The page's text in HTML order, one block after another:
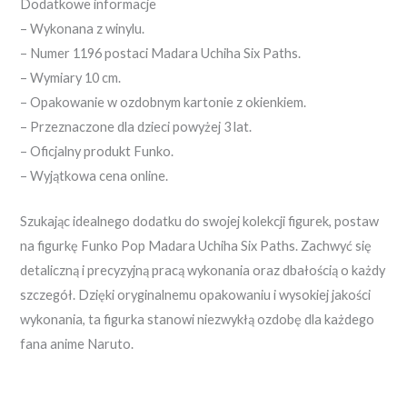
Dodatkowe informacje
– Wykonana z winylu.
– Numer 1196 postaci Madara Uchiha Six Paths.
– Wymiary 10 cm.
– Opakowanie w ozdobnym kartonie z okienkiem.
– Przeznaczone dla dzieci powyżej 3 lat.
– Oficjalny produkt Funko.
– Wyjątkowa cena online.
Szukając idealnego dodatku do swojej kolekcji figurek, postaw
na figurkę Funko Pop Madara Uchiha Six Paths. Zachwyć się
detaliczną i precyzyjną pracą wykonania oraz dbałością o każdy
szczegół. Dzięki oryginalnemu opakowaniu i wysokiej jakości
wykonania, ta figurka stanowi niezwykłą ozdobę dla każdego
fana anime Naruto.